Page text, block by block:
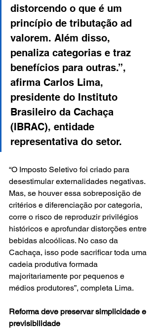
distorcendo o que é um
princípio de tributação ad
valorem. Além disso,
penaliza categorias e traz
benefícios para outras.”,
afirma Carlos Lima,
presidente do Instituto
Brasileiro da Cachaça
(IBRAC), entidade
representativa do setor.
“O Imposto Seletivo foi criado para
desestimular externalidades negativas.
Mas, se houver essa sobreposição de
critérios e diferenciação por categoria,
corre o risco de reproduzir privilégios
históricos e aprofundar distorções entre
bebidas alcoólicas. No caso da
Cachaça, isso pode sacrificar toda uma
cadeia produtiva formada
majoritariamente por pequenos e
médios produtores”, completa Lima.
Reforma deve preservar simplicidade e
previsibilidade